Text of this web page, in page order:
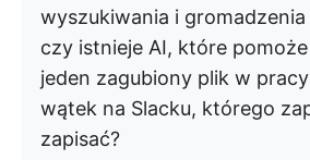
wyszukiwania i
czy istnieje AI, które
jeden zagubiony plik w
wątek na Slacku, którego
zapisać?